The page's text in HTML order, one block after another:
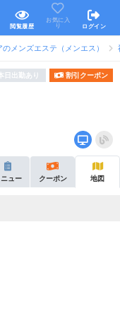
閲覧履歴
お気に入
り
ログイン
メンズエステ（メンエス）
日出勤あり 割引クーポン
ニュー クーポン 地図